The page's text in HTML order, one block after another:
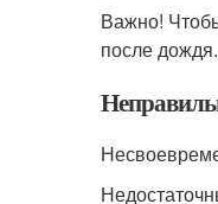
Важно!
после дождя.